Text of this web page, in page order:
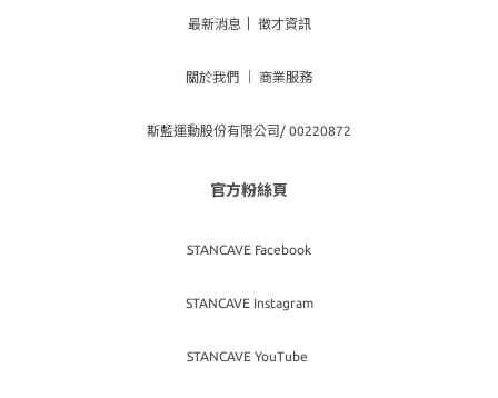
最新消息 徵才資訊
關於我們 商業服務
斯藍運動股份有限公司/ 00220872
官方粉絲頁
STANCAVE Facebook
STANCAVE Instagram
STANCAVE YouTube